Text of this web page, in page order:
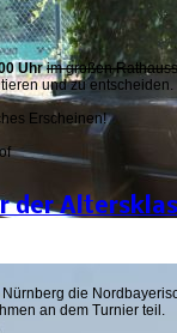
Uhrim großen
und zu entscheiden.
Erscheinen!
der
die
an dem Turnier teil.